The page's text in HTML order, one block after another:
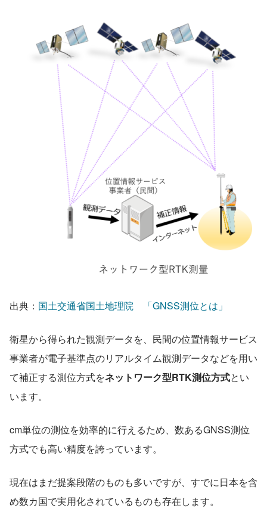
出典： 国土交通省国土地理院　「GNSS測位とは」
衛星から得られた観測データを、民間の位置情報サービス
事業者が電子基準点のリアルタイム観測データなどを用い
て補正する測位方式をネットワーク型RTK測位方式とい
います。
cm単位の測位を効率的に行えるため、数あるGNSS測位
方式でも高い精度を誇っています。
現在はまだ提案段階のものも多いですが、すでに日本を含
め数カ国で実用化されているものも存在します。